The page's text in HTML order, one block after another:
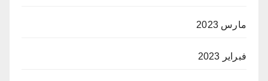
مارس 2023
فبراير 2023